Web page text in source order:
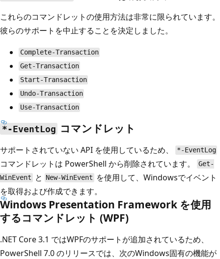
これらのコマンドレットの使用方法は非常に限られています。
彼らのサポートを中止することを決定しました。
Complete-Transaction
Get-Transaction
Start-Transaction
Undo-Transaction
Use-Transaction
*-EventLog コマンドレット
サポートされていない API を使用しているため、 *-EventLog
コマンドレットは PowerShell から削除されています。
Get-
WinEvent
と New-WinEvent
を使用して、Windowsでイベント
を取得および作成できます。
Windows Presentation Framework を使用
するコマンドレット (WPF)
.NET Core 3.1 ではWPFのサポートが追加されているため、
PowerShell 7.0 のリリースでは、次のWindows固有の機能が